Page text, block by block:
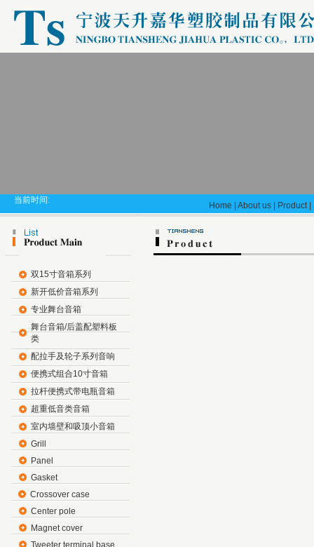
当前时间:
Home About us Product|
双15寸音箱系列
新开低价音箱系列
专业舞台音箱
舞台音箱/后盖配塑料板
类
配拉手及轮子系列音响
便携式组合10寸音箱
拉杆便携式带电瓶音箱
超重低音类音箱
室内墙壁和吸顶小音箱
Grill
Panel
Gasket
Crossover case
Center pole
Magnet cover
Tweeter terminal base